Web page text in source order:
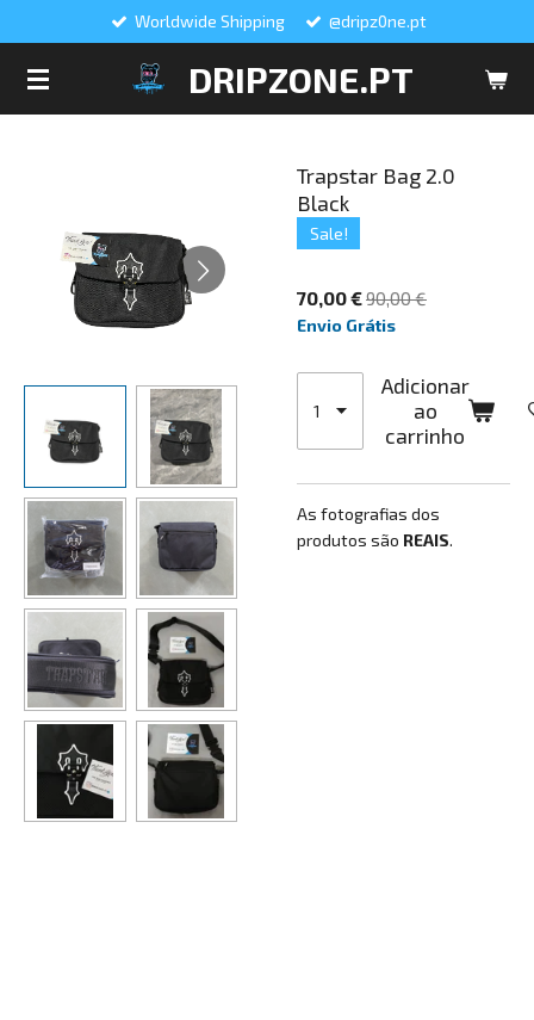
DRIPZONE.PT
Worldwide Shipping @dripz0ne.pt
Trapstar Bag 2.0
Black
Sale!
70,00 €90,00 €
Envio Grátis
Adicionar
ao
carrinho
As fotografias dos
produtos são REAIS.